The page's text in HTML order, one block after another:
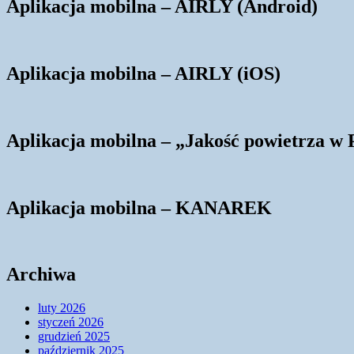
Aplikacja mobilna – AIRLY (Android)
Aplikacja mobilna – AIRLY (iOS)
Aplikacja mobilna – „Jakość powietrza w
Aplikacja mobilna – KANAREK
Archiwa
luty 2026
styczeń 2026
grudzień 2025
październik 2025